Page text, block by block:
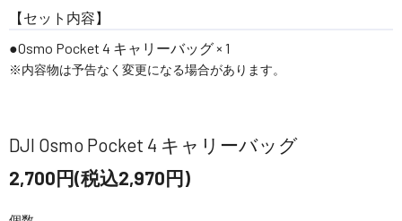
【セット内容】
Osmo Pocket 4 キャリーバッグ × 1
※内容物は予告なく変更になる場合があります。
DJI Osmo Pocket 4 キャリーバッグ
2,700円(税込2,970円)